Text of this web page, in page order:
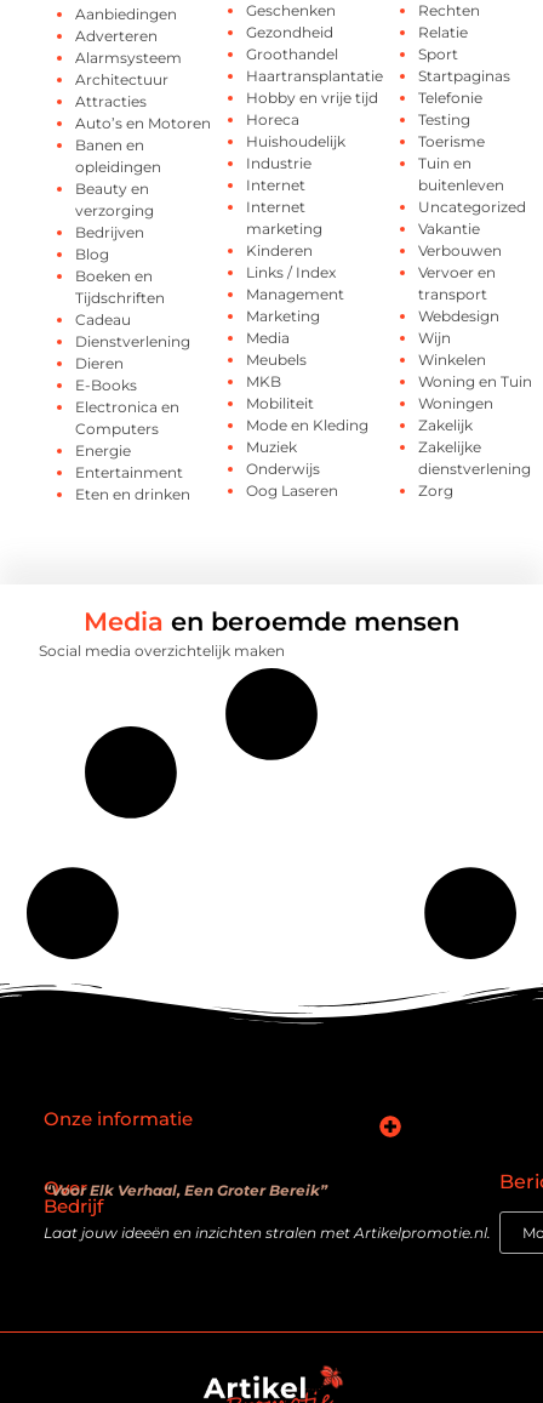
Aanbiedingen
Adverteren
Alarmsysteem
Architectuur
Attracties
Auto’s en Motoren
Banen en
opleidingen
Beauty en
verzorging
Bedrijven
Blog
Boeken en
Tijdschriften
Cadeau
Dienstverlening
Dieren
E-Books
Electronica en
Computers
Energie
Entertainment
Eten en drinken
Geschenken
Gezondheid
Groothandel
Haartransplantatie
Hobby en vrije tijd
Horeca
Huishoudelijk
Industrie
Internet
Internet
marketing
Kinderen
Links / Index
Management
Marketing
Media
Meubels
MKB
Mobiliteit
Mode en Kleding
Muziek
Onderwijs
Oog Laseren
Rechten
Relatie
Sport
Startpaginas
Telefonie
Testing
Toerisme
Tuin en
buitenleven
Uncategorized
Vakantie
Verbouwen
Vervoer en
transport
Webdesign
Wijn
Winkelen
Woning en Tuin
Woningen
Zakelijk
Zakelijke
dienstverlening
Zorg
Media en beroemde mensen
Social media overzichtelijk maken
Over
Bedrijf
“Voor Elk Verhaal, Een Groter Bereik”
Laat jouw ideeën en inzichten stralen met Artikelpromotie.nl.
Onze informatie